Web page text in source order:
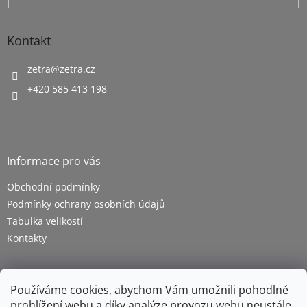
Používáme cookies, abychom Vám umožnili pohodlné
Kontakt
zetra@zetra.cz
+420 585 413 198
Informace pro vás
Obchodní podmínky
Podmínky ochrany osobních údajů
Tabulka velikostí
Kontakty